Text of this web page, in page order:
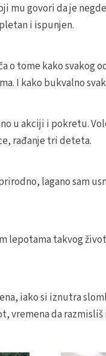
mu govori da je
i ispunjen.
o tome kako
I kako bukvalno
u akciji i pokretu.
rađanje tri deteta.
lagano sam
lepotama takvog
iako si iznutra
vremena da